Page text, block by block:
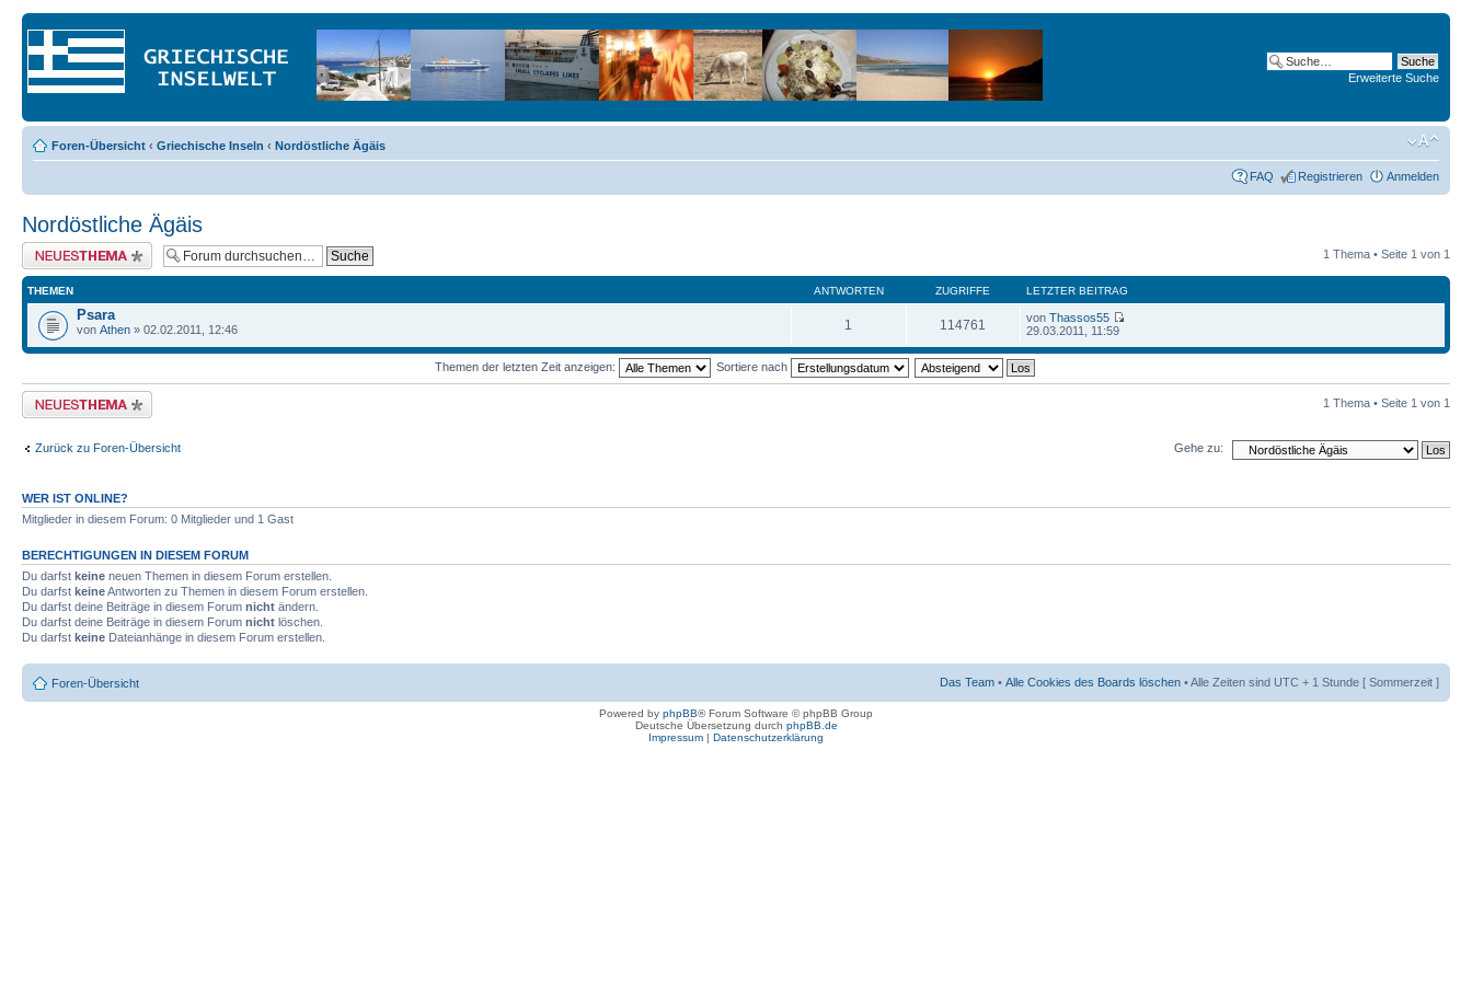
Erweiterte Suche
Foren-Übersicht ‹ Griechische Inseln ‹ Nordöstliche Ägäis
FAQ Registrieren Anmelden
Nordöstliche Ägäis
Neues Thema erstellen 1 Thema • Seite 1 von 1
THEMEN ANTWORTEN ZUGRIFFE LETZTER BEITRAG
Psara
von Athen » 02.02.2011, 12:46 1 114761 vonThassos55
29.03.2011, 11:59
Themen der letzten Zeit anzeigen: Sortiere nach
Neues Thema erstellen 1 Thema • Seite 1 von 1
Zurück zu Foren-Übersicht Gehe zu:
WER IST ONLINE?
Mitglieder in diesem Forum: 0 Mitglieder und 1 Gast
BERECHTIGUNGEN IN DIESEM FORUM
Du darfst keine neuen Themen in diesem Forum erstellen.
Du darfst keineAntworten zu Themen in diesem Forum erstellen.
Du darfst deine Beiträge in diesem Forum nicht ändern.
Du darfst deine Beiträge in diesem Forum nicht löschen.
Du darfst keine Dateianhänge in diesem Forum erstellen.
Foren-Übersicht Das Team • Alle Cookies des Boards löschen • Alle Zeiten sind UTC + 1 Stunde [ Sommerzeit ]
Powered by phpBB® Forum Software © phpBB Group
Deutsche Übersetzung durch phpBB.de
Impressum | Datenschutzerklärung